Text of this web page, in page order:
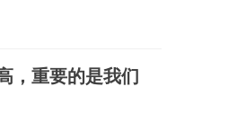
，重要的是我们